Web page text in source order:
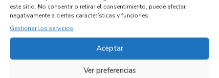
este sitio. No consentir o retirar el consentimiento, puede afectar
negativamente a ciertas características y funciones.
Gestionar los servicios
Aceptar
Ver preferencias
Referencia OEM: 5FJ941008
302,95€ (IVA no incluído)